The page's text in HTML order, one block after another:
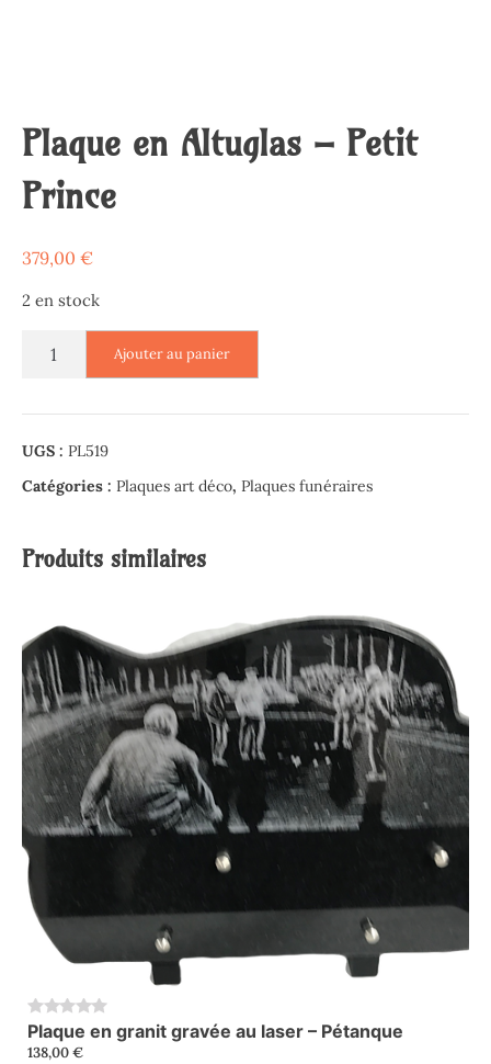
Plaque en Altuglas – Petit
Prince
379,00 €
2 en stock
quantité
en
Altuglas
Petit
Ajouter au panier
UGS : PL519
Catégories : Plaques art déco, Plaques funéraires
Produits similaires
0
Plaque en granit gravée au laser – Pétanque
138,00€